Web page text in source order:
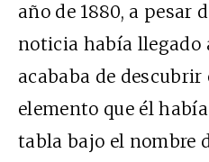
año de 1880, a pesar
noticia había llegado
acababa de descubrir
elemento que él
tabla bajo el nombre